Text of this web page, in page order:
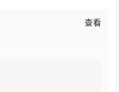
查看